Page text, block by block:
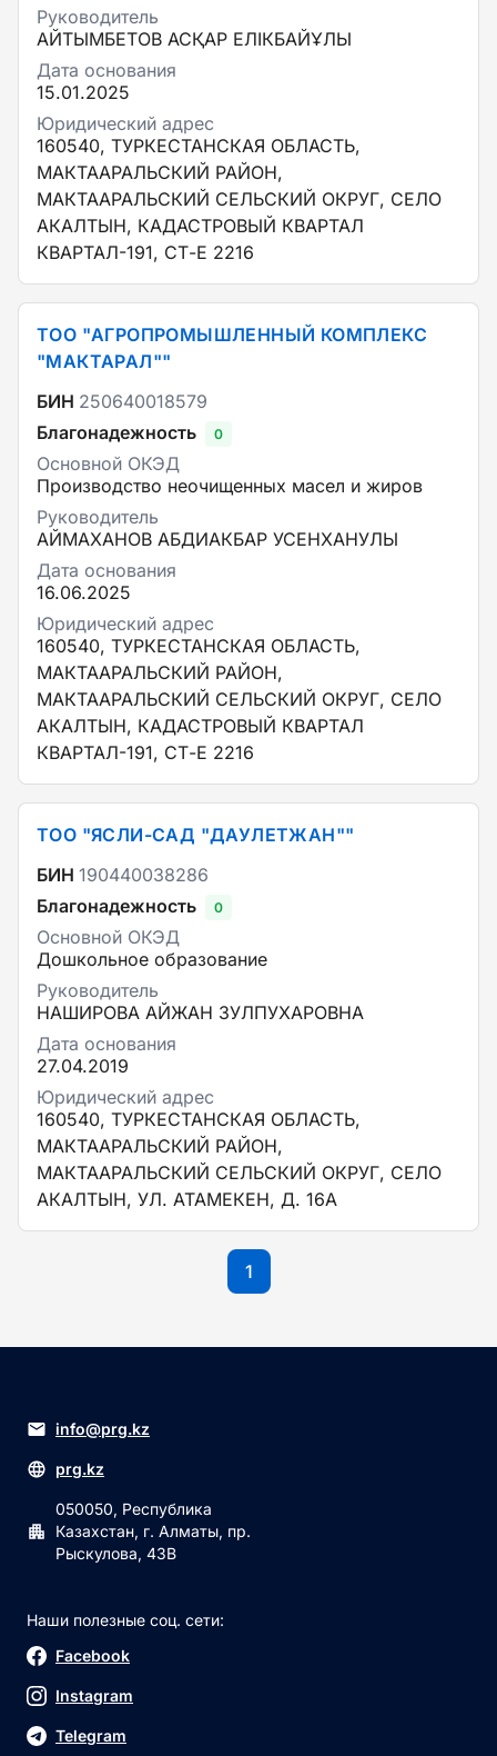
Руководитель
АЙТЫМБЕТОВ АСҚАР ЕЛІКБАЙҰЛЫ
Дата основания
15.01.2025
Юридический адрес
160540, ТУРКЕСТАНСКАЯ ОБЛАСТЬ,
МАКТААРАЛЬСКИЙ РАЙОН,
МАКТААРАЛЬСКИЙ СЕЛЬСКИЙ ОКРУГ, СЕЛО
АКАЛТЫН, КАДАСТРОВЫЙ КВАРТАЛ
КВАРТАЛ-191, СТ-Е 2216
ТОО "АГРОПРОМЫШЛЕННЫЙ КОМПЛЕКС
"МАКТАРАЛ""
БИН 250640018579
Благонадежность
0
Основной ОКЭД
Производство неочищенных масел и жиров
Руководитель
АЙМАХАНОВ АБДИАКБАР УСЕНХАНУЛЫ
Дата основания
16.06.2025
Юридический адрес
160540, ТУРКЕСТАНСКАЯ ОБЛАСТЬ,
МАКТААРАЛЬСКИЙ РАЙОН,
МАКТААРАЛЬСКИЙ СЕЛЬСКИЙ ОКРУГ, СЕЛО
АКАЛТЫН, КАДАСТРОВЫЙ КВАРТАЛ
КВАРТАЛ-191, СТ-Е 2216
ТОО "ЯСЛИ-САД "ДАУЛЕТЖАН""
БИН 190440038286
Благонадежность
0
Основной ОКЭД
Дошкольное образование
Руководитель
НАШИРОВА АЙЖАН ЗУЛПУХАРОВНА
Дата основания
27.04.2019
Юридический адрес
160540, ТУРКЕСТАНСКАЯ ОБЛАСТЬ,
МАКТААРАЛЬСКИЙ РАЙОН,
МАКТААРАЛЬСКИЙ СЕЛЬСКИЙ ОКРУГ, СЕЛО
АКАЛТЫН, УЛ. АТАМЕКЕН, Д. 16А
1
info@prg.kz
prg.kz
050050, Республика
Казахстан, г. Алматы, пр.
Рыскулова, 43В
Наши полезные соц. сети:
Facebook
Instagram
Telegram